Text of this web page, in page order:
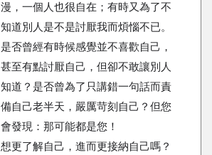
漫，一個人也很自在；有時又為了不
知道別人是不是討厭我而煩惱不已。
是否曾經有時候感覺並不喜歡自己，
甚至有點討厭自己，但卻不敢讓別人
知道？是否曾為了只講錯一句話而責
備自己老半天，嚴厲苛刻自己？但您
會發現：那可能都是您！
想更了解自己，進而更接納自己嗎？